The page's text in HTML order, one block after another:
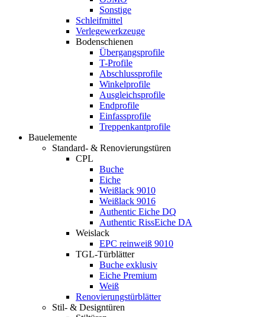
Sonstige
Schleifmittel
Verlegewerkzeuge
Bodenschienen
Übergangsprofile
T-Profile
Abschlussprofile
Winkelprofile
Ausgleichsprofile
Endprofile
Einfassprofile
Treppenkantprofile
Bauelemente
Standard- & Renovierungstüren
CPL
Buche
Eiche
Weißlack 9010
Weißlack 9016
Authentic Eiche DQ
Authentic RissEiche DA
Weislack
EPC reinweiß 9010
TGL-Türblätter
Buche exklusiv
Eiche Premium
Weiß
Renovierungstürblätter
Stil- & Designtüren